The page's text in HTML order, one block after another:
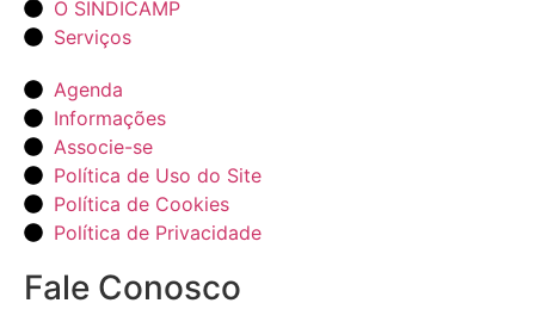
O SINDICAMP
Serviços
Agenda
Informações
Associe-se
Política de Uso do Site
Política de Cookies
Política de Privacidade
Fale Conosco